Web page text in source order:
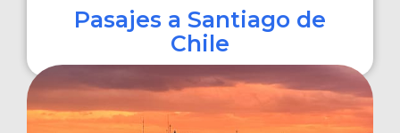
Pasajes a Santiago de
Chile